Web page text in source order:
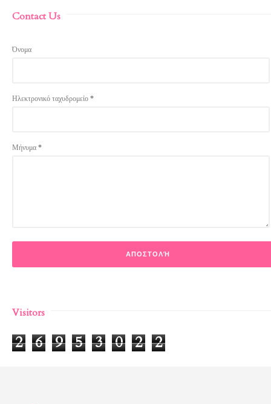
Contact Us
Όνομα
Ηλεκτρονικό ταχυδρομείο *
Μήνυμα *
Visitors
2 6 9 5 3 0 2 2